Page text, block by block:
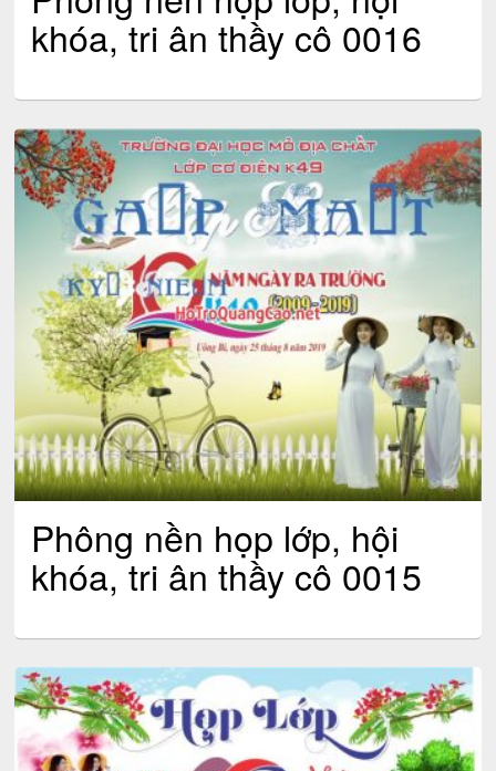
khóa, tri ân thầy cô 0016
Phông nền họp lớp, hội
khóa, tri ân thầy cô 0015